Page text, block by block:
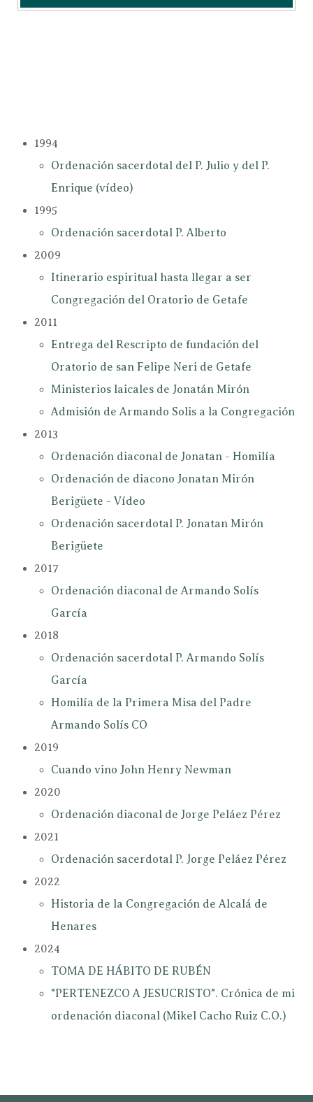
1994
Ordenación sacerdotal del P. Julio y del P.
Enrique (vídeo)
1995
Ordenación sacerdotal P. Alberto
2009
Itinerario espiritual hasta llegar a ser
Congregación del Oratorio de Getafe
2011
Entrega del Rescripto de fundación del
Oratorio de san Felipe Neri de Getafe
Ministerios laicales de Jonatán Mirón
Admisión de Armando Solis a la Congregación
2013
Ordenación diaconal de Jonatan - Homilía
Ordenación de diacono Jonatan Mirón
Berigüete - Vídeo
Ordenación sacerdotal P. Jonatan Mirón
Berigüete
2017
Ordenación diaconal de Armando Solís
García
2018
Ordenación sacerdotal P. Armando Solís
García
Homilía de la Primera Misa del Padre
Armando Solís CO
2019
Cuando vino John Henry Newman
2020
Ordenación diaconal de Jorge Peláez Pérez
2021
Ordenación sacerdotal P. Jorge Peláez Pérez
2022
Historia de la Congregación de Alcalá de
Henares
2024
TOMA DE HÁBITO DE RUBÉN
"PERTENEZCO A JESUCRISTO". Crónica de mi
ordenación diaconal (Mikel Cacho Ruiz C.O.)